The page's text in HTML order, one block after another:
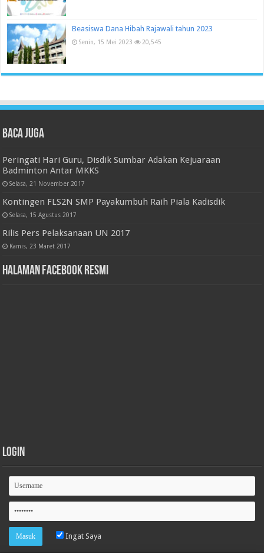
Beasiswa Dana Hibah Rajawali tahun 2023
Senin, 15 Mei 2023 20,545
Baca juga
Peringati Hari Guru, Disdik Sumbar Adakan Kejuaraan
Badminton Antar MKKS
Selasa, 21 November 2017
Kontingen FLS2N SMP Payakumbuh Raih Piala Kadisdik
Selasa, 15 Agustus 2017
Rilis Pers Pelaksanaan UN 2017
Kamis, 23 Maret 2017
Halaman Facebook Resmi
Login
Ingat Saya